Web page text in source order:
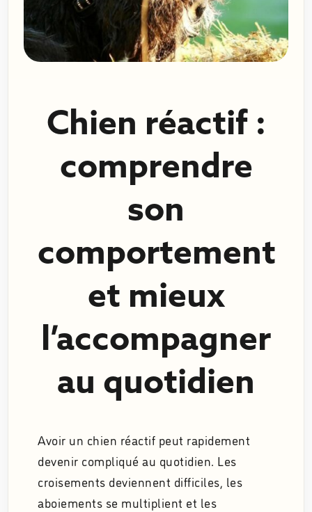
Chien réactif :
comprendre
son
comportement
et mieux
l’accompagner
au quotidien
Avoir un chien réactif peut rapidement
devenir compliqué au quotidien. Les
croisements deviennent difficiles, les
aboiements se multiplient et les